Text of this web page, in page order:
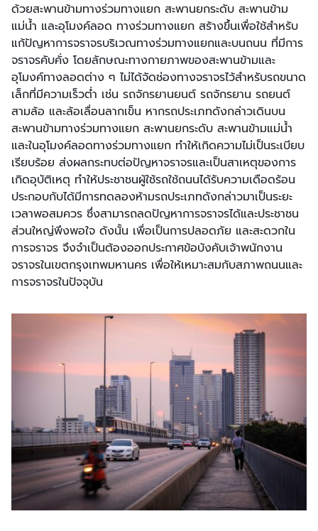
ด้วยสะพานข้ามทางร่วมทางแยก สะพานยกระดับ สะพานข้าม
แม่น้ำ และอุโมงค์ลอด ทางร่วมทางแยก สร้างขึ้นเพื่อใช้สําหรับ
แก้ปัญหาการจราจรบริเวณทางร่วมทางแยกและบนถนน ที่มีการ
จราจรคับคั่ง โดยลักษณะทางกายภาพของสะพานข้ามและ
อุโมงค์ทางลอดต่าง ๆ ไม่ได้จัดช่องทางจราจรไว้สําหรับรถขนาด
เล็กที่มีความเร็วต่ำ เช่น รถจักรยานยนต์ รถจักรยาน รถยนต์
สามล้อ และล้อเลื่อนลากเข็น หากรถประเภทดังกล่าวเดินบน
สะพานข้ามทางร่วมทางแยก สะพานยกระดับ สะพานข้ามแม่น้ำ
และในอุโมงค์ลอดทางร่วมทางแยก ทําให้เกิดความไม่เป็นระเบียบ
เรียบร้อย ส่งผลกระทบต่อปัญหาจราจรและเป็นสาเหตุของการ
เกิดอุบัติเหตุ ทําให้ประชาชนผู้ใช้รถใช้ถนนได้รับความเดือดร้อน
ประกอบกับได้มีการทดลองห้ามรถประเภทดังกล่าวมาเป็นระยะ
เวลาพอสมควร ซึ่งสามารถลดปัญหาการจราจรได้และประชาชน
ส่วนใหญ่พึงพอใจ ดังนั้น เพื่อเป็นการปลอดภัย และสะดวกใน
การจราจร จึงจําเป็นต้องออกประกาศข้อบังคับเจ้าพนักงาน
จราจรในเขตกรุงเทพมหานคร เพื่อให้เหมาะสมกับสภาพถนนและ
การจราจรในปัจจุบัน